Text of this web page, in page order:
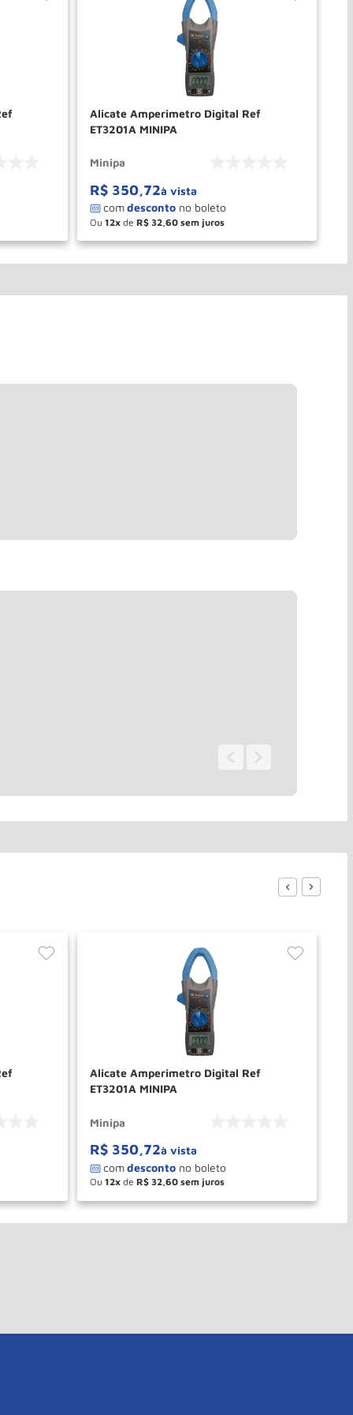
Alicate Amperimetro Digital Ref
ET3201A MINIPA
Minipa
R$ 350,72à vista
Ou 12 de R$ 32 60
＋
－ COMPRAR
Alicate Amperimetro Digital Ref
ET3201A MINIPA
Minipa
R$ 350,72à vista
Ou 12 de R$ 32,60
＋
－ COMPRAR